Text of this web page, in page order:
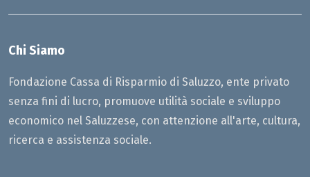
Chi Siamo
Fondazione Cassa di Risparmio di Saluzzo, ente privato
senza fini di lucro, promuove utilità sociale e sviluppo
economico nel Saluzzese, con attenzione all'arte, cultura,
ricerca e assistenza sociale.